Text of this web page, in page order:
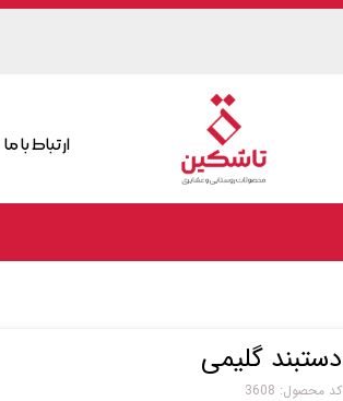
ارتباط با ما
دستبند گلیمی
کد محصول: 3608